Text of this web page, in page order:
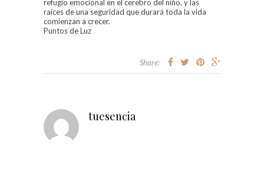
refugio emocional en el cerebro del niño, y las
raíces de una seguridad que durará toda la vida
comienzan a crecer.
Puntos de Luz
Share:
tuesencia